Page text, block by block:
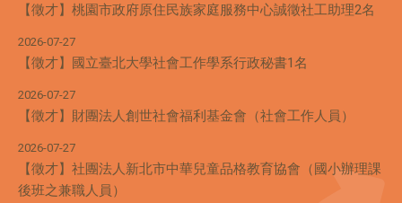
【徵才】桃園市政府原住民族家庭服務中心誠徵社工助理2名
2026-07-27
【徵才】國立臺北大學社會工作學系行政秘書1名
2026-07-27
【徵才】財團法人創世社會福利基金會（社會工作人員）
2026-07-27
【徵才】社團法人新北市中華兒童品格教育協會（國小辦理課
後班之兼職人員）